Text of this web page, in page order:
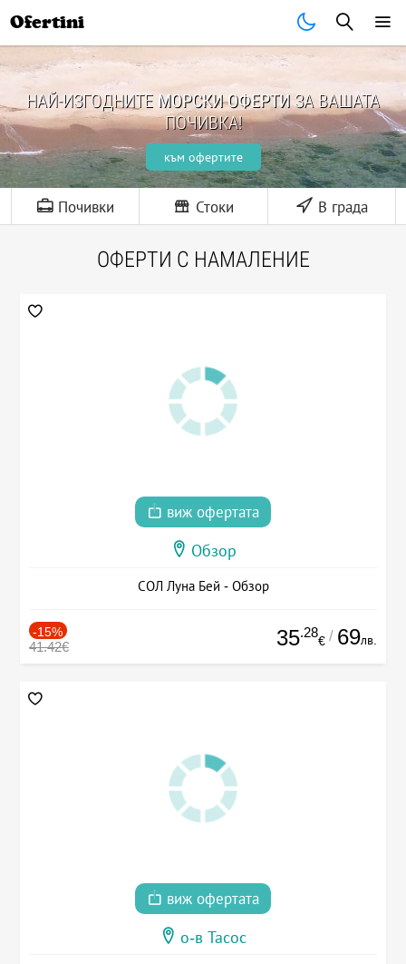
Ofertini
НАЙ-ИЗГОДНИТЕ МОРСКИ ОФЕРТИЗА ВАШАТА
ПОЧИВКА!
към офертите
Почивки Стоки В града
ОФЕРТИ С НАМАЛЕНИЕ
виж офертата
Обзор
СОЛ Луна Бей - Обзор
-15%
41.42€ 35.28
€ / 69лв.
виж офертата
о-в Тасос